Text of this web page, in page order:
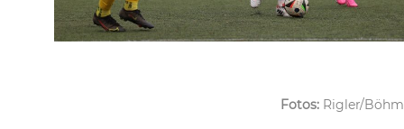
Fotos: Rigler/Böhm